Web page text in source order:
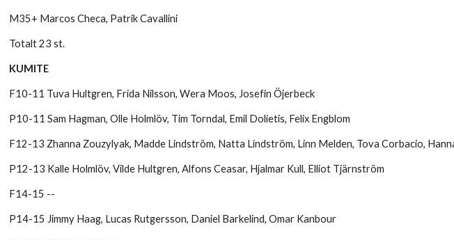
M35+ Marcos Checa, Patrik Cavallini
Totalt 23 st.
KUMITE
F10-11 Tuva Hultgren, Frida Nilsson, Wera Moos, Josefin Öjerbeck
P10-11 Sam Hagman, Olle Holmlöv, Tim Torndal, Emil Dolietis, Felix Engblom
F12-13 Zhanna Zouzylyak, Madde Lindström, Natta Lindström, Linn Melden, Tova Corbacio,
P12-13 Kalle Holmlöv, Vilde Hultgren, Alfons Ceasar, Hjalmar Kull, Elliot Tjärnström
F14-15 --
P14-15 Jimmy Haag, Lucas Rutgersson, Daniel Barkelind, Omar Kanbour